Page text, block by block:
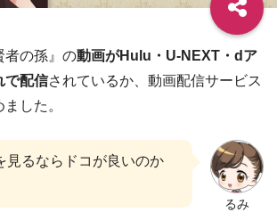
者の孫』の動画がHulu・U-NEXT・dア
で配信されているか、動画配信サービス
した。
るみ
見るならドコが良いのか